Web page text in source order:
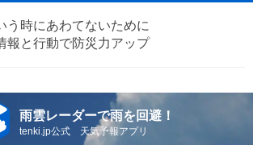
う時にあわてないために
報と行動で防災力アップ
雨雲レーダーで雨を回避！
tenki.jp公式 天気予報アプリ